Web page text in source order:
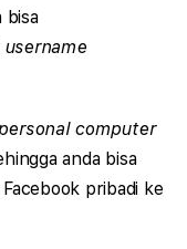
bisa
username
computer
anda bisa
pribadi ke